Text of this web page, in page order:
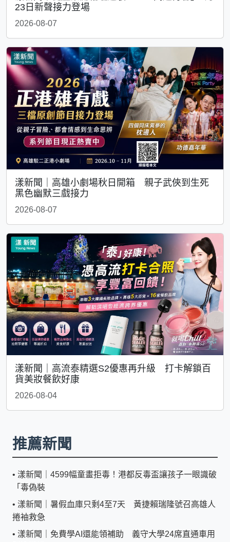
23日新聲接力登場
2026-08-07
漾新聞｜高雄小劇場秋日開箱 親子武俠到生死
黑色幽默三戲接力
2026-08-07
漾新聞｜高流泰精選S2優惠再升級 打卡解鎖百
貨美妝餐飲好康
2026-08-04
推薦新聞
• 漾新聞｜4599幅童畫拒毒！港都反毒盃讓孩子一眼識破
「毒偽裝
• 漾新聞｜暑假血庫只剩4至7天 黃捷賴瑞隆號召高雄人
捲袖救急
• 漾新聞｜免費學AI還能領補助 義守大學24席直通車用